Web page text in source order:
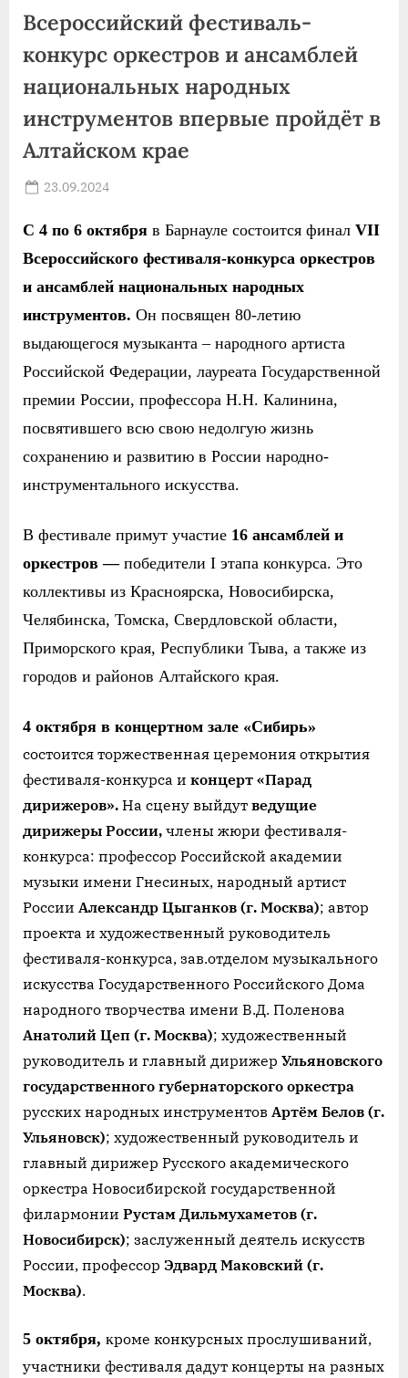
Всероссийский фестиваль-
конкурс оркестров и ансамблей
национальных народных
инструментов впервые пройдёт в
Алтайском крае
Posted
23.09.2024
С 4 по 6 октября в Барнауле состоится финал VII
Всероссийского фестиваля-конкурса оркестров
и ансамблей национальных народных
инструментов. Он посвящен 80-летию
выдающегося музыканта – народного артиста
Российской Федерации, лауреата Государственной
премии России, профессора Н.Н. Калинина,
посвятившего всю свою недолгую жизнь
сохранению и развитию в России народно-
инструментального искусства.
В фестивале примут участие 16 ансамблей и
оркестров —победители I этапа конкурса. Это
коллективы из Красноярска, Новосибирска,
Челябинска, Томска, Свердловской области,
Приморского края, Республики Тыва, а также из
городов и районов Алтайского края.
4 октября в концертном зале «Сибирь»
состоится торжественная церемония открытия
фестиваля-конкурса и концерт «Парад
дирижеров». На сцену выйдут ведущие
дирижеры России, члены жюри фестиваля-
конкурса: профессор Российской академии
музыки имени Гнесиных, народный артист
России Александр Цыганков (г. Москва); автор
проекта и художественный руководитель
фестиваля-конкурса, зав.отделом музыкального
искусства Государственного Российского Дома
народного творчества имени В.Д. Поленова
Анатолий Цеп (г. Москва); художественный
руководитель и главный дирижер Ульяновского
государственного губернаторского оркестра
русских народных инструментов Артём Белов (г.
Ульяновск); художественный руководитель и
главный дирижер Русского академического
оркестра Новосибирской государственной
филармонии Рустам Дильмухаметов (г.
Новосибирск); заслуженный деятель искусств
России, профессор Эдвард Маковский (г.
Москва).
5 октября, кроме конкурсных прослушиваний,
участники фестиваля дадут концерты на разных